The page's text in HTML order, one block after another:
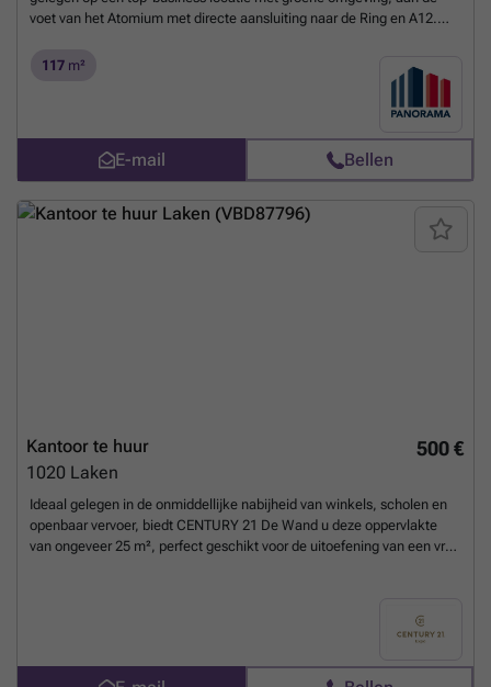
voet van het Atomium met directe aansluiting naar de Ring en A12.
Zaventem bevindt zich op slechts 15 min.Het prestigieus
ondersteuning en 24/24u security. Daarnaast is het gebouw voorzien
van zonnepanelen, airconditioning, veel lichtinval en een strakke
eigentijdse look. Tevens is er een zeer ruime parking voorzien van
1.500 parkeerplaatsen (in- en outdoor) met laadmogelijkheden.
Afhankelijk van uw bedrijfsbehoeften zijn grotere of kleinere
oppervlaktes bespreekbaar. Onmiddellijk beschikbaar!Aarzel niet om
117 m²
E-mail Bellen
500 €
Kantoor te huur
1020 Laken
Ideaal gelegen in de onmiddellijke nabijheid van winkels, scholen en
openbaar vervoer, biedt CENTURY 21 De Wand u deze oppervlakte
van ongeveer 25 m², perfect geschikt voor de uitoefening van een vrij
wachtzaal. Huurvoorwaarden: Huurprijs: €500/maand gedurende de
tweede jaar Provisie voor lasten: ±€100/maand (inclusief water,